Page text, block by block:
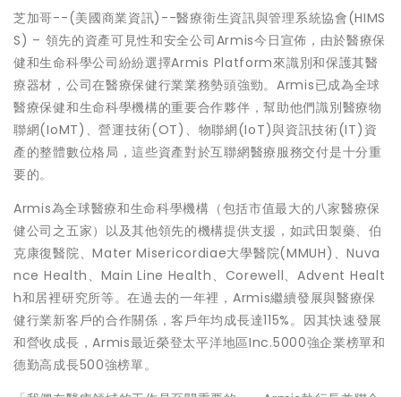
芝加哥--(美國商業資訊)--醫療衛生資訊與管理系統協會(HIMS
S) – 領先的資產可見性和安全公司Armis今日宣佈，由於醫療保
健和生命科學公司紛紛選擇Armis Platform來識別和保護其醫
療器材，公司在醫療保健行業業務勢頭強勁。Armis已成為全球
醫療保健和生命科學機構的重要合作夥伴，幫助他們識別醫療物
聯網(IoMT)、營運技術(OT)、物聯網(IoT)與資訊技術(IT)資
產的整體數位格局，這些資產對於互聯網醫療服務交付是十分重
要的。
Armis為全球醫療和生命科學機構（包括市值最大的八家醫療保
健公司之五家）以及其他領先的機構提供支援，如武田製藥、伯
克康復醫院、Mater Misericordiae大學醫院(MMUH)、Nuva
nce Health、Main Line Health、Corewell、Advent Healt
h和居裡研究所等。在過去的一年裡，Armis繼續發展與醫療保
健行業新客戶的合作關係，客戶年均成長達115%。因其快速發展
和營收成長，Armis最近榮登太平洋地區Inc.5000強企業榜單和
德勤高成長500強榜單。